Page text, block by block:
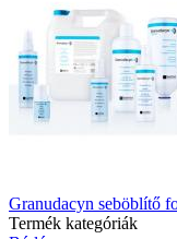
Granudacyn seböblítő
Termék kategóriák